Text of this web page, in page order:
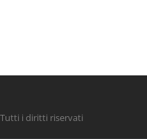
i diritti riservati